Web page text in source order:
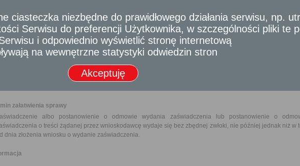
miejscowego planu zagospodarowania przestrzennego zawierający numer i dokładny adres działki wraz
opisem planowanej zmiany sposobu użytkowania.
Dokumenty dotyczące nieruchomości, którymi w szczególności może być mapa dla celów
nieruchomość w skali 1:1000 lub 1:500.
Pełnomocnictwo w przypadku ustanowienia pełnomocnika wraz z dowodem uiszczenia stosownej opłaty.
Dowód wniesienia opłaty skarbowej.
załatwienia sprawy
albo postanowienie o odmowie wydania zaświadczenia lub postanowienie o
o treści żądanej przez wnioskodawcę wydaje się bez zbędnej zwłoki, nie później jednak niż w
dnia złożenia wniosku o wydanie zaświadczenia.
ciasteczka niezbędne do prawidłowego działania serwisu, np.
Serwisu do preferencji Użytkownika, w szczególności pliki te
i odpowiednio wyświetlić stronę internetową
na wewnętrzne statystyki odwiedzin stron
Akceptuję